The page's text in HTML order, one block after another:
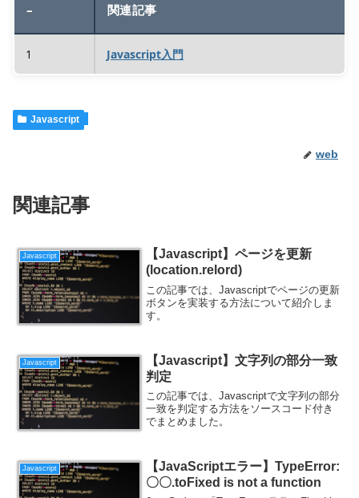
– 関連記事
1 Javascript入門
Javascript
web
関連記事
Javascript
【Javascript】ページを更新
(location.relord)
この記事では、Javascriptでページの更新
ボタンを実装する方法について紹介しま
す。
Javascript
【Javascript】文字列の部分一致
判定
この記事では、Javascriptで文字列の部分
一致を判定する方法をソースコード付き
でまとめました。
Javascript
【JavaScriptエラー】TypeError:
〇〇.toFixed is not a function